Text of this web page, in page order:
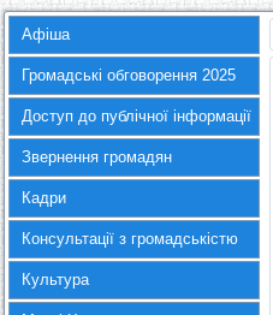
Афіша
Громадські обговорення 2025
Доступ до публічної інформації
Звернення громадян
Кадри
Консультації з громадськістю
Культура